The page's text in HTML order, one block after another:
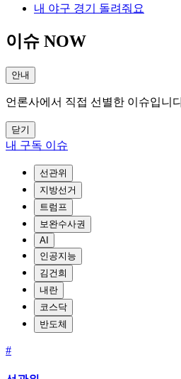
내 야구 경기 돌려줘요
이슈 NOW
안내
언론사에서 직접 선별한 이슈입니
닫기
내 구독 이슈
선관위
지방선거
트럼프
보완수사권
AI
인공지능
김건희
내란
코스닥
반도체
#